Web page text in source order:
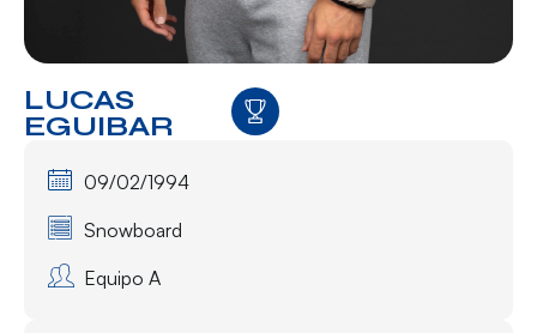
LUCAS
EGUIBAR
09/02/1994
Snowboard
Equipo A